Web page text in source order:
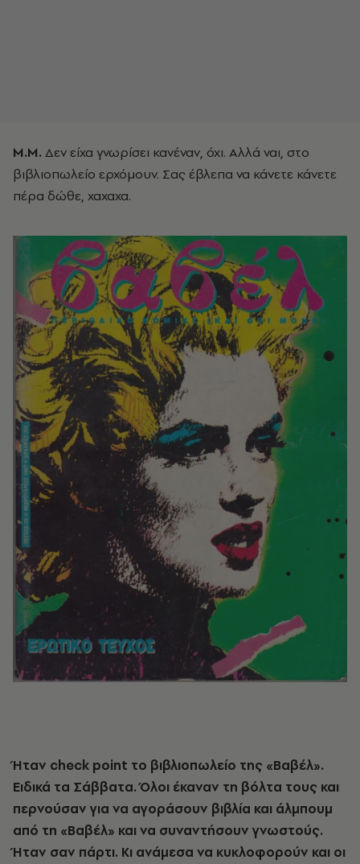
Μ.Μ. Δεν είχα γνωρίσει κανέναν, όχι. Αλλά ναι, στο
βιβλιοπωλείο ερχόμουν. Σας έβλεπα να κάνετε κάνετε
πέρα δώθε, χαχαχα.
Ήταν check point το βιβλιοπωλείο της «Βαβέλ».
Ειδικά τα Σάββατα. Όλοι έκαναν τη βόλτα τους και
περνούσαν για να αγοράσουν βιβλία και άλμπουμ
από τη «Βαβέλ» και να συναντήσουν γνωστούς.
Ήταν σαν πάρτι. Κι ανάμεσα να κυκλοφορούν και οι